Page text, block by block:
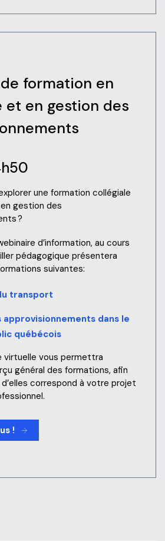
formation en
et en gestion des
une formation collégiale
gestion des
?
d’information, au cours
pédagogique présentera
suivantes:
transport
approvisionnements dans le
québécois
vous permettra
général des formations, afin
d’elles correspond à votre projet
!